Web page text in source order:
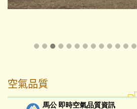
空氣品質